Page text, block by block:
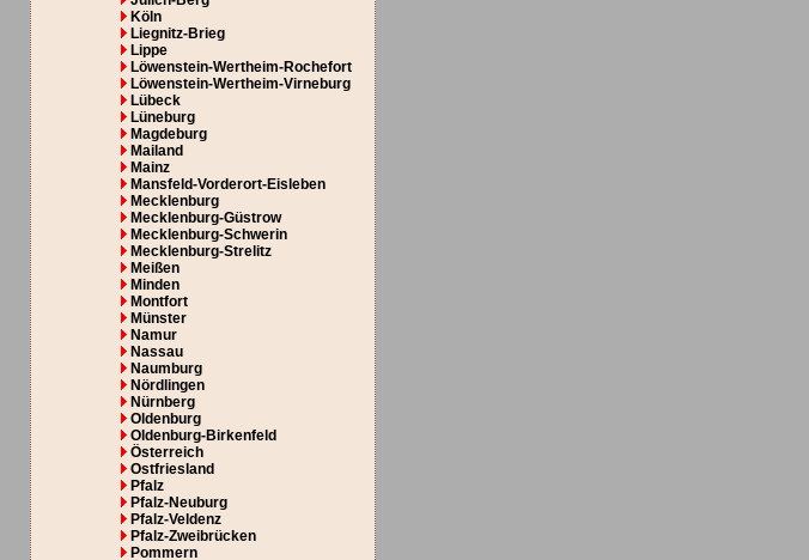
Köln
Liegnitz-Brieg
Lippe
Löwenstein-Wertheim-Rochefort
Löwenstein-Wertheim-Virneburg
Lübeck
Lüneburg
Magdeburg
Mailand
Mainz
Mansfeld-Vorderort-Eisleben
Mecklenburg
Mecklenburg-Güstrow
Mecklenburg-Schwerin
Mecklenburg-Strelitz
Meißen
Minden
Montfort
Münster
Namur
Nassau
Naumburg
Nördlingen
Nürnberg
Oldenburg
Oldenburg-Birkenfeld
Österreich
Ostfriesland
Pfalz
Pfalz-Neuburg
Pfalz-Veldenz
Pfalz-Zweibrücken
Pommern